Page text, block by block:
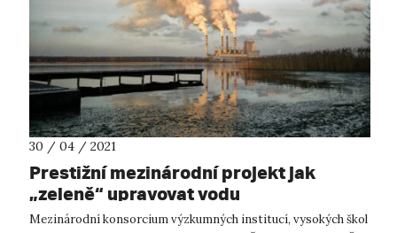
30 / 04 / 2021
Prestižní mezinárodní projekt jak
„zeleně“ upravovat vodu
Mezinárodní konsorcium výzkumných institucí, vysokých škol